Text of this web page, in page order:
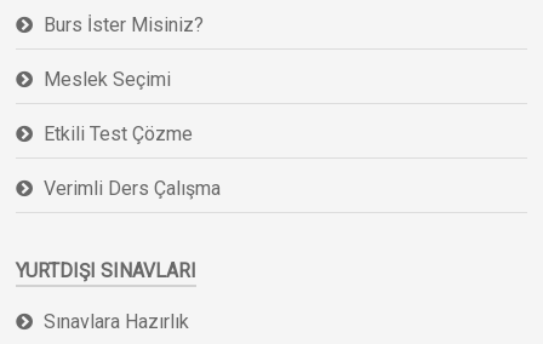
Burs İster Misiniz?
Meslek Seçimi
Etkili Test Çözme
Verimli Ders Çalışma
YURTDIŞI SINAVLARI
Sınavlara Hazırlık